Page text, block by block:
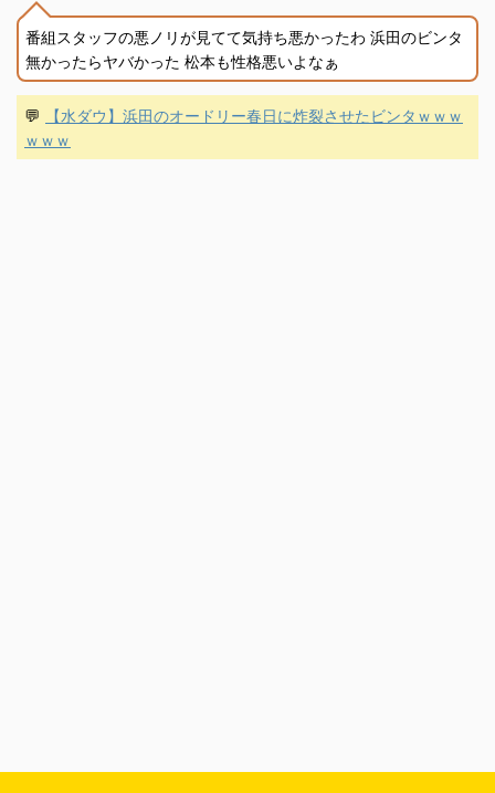
番組スタッフの悪ノリが見てて気持ち悪かったわ 浜田のビンタ
無かったらヤバかった 松本も性格悪いよなぁ
💬
【水ダウ】浜田のオードリー春日に炸裂させたビンタｗｗｗ
ｗｗｗ